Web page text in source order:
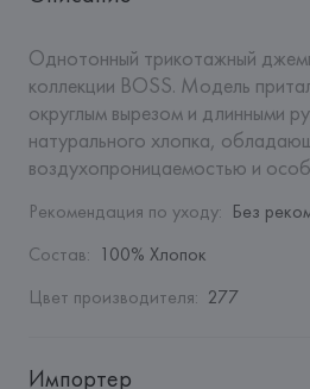
Однотонный трикотажный
коллекции BOSS. Модель
округлым вырезом и длинными
натурального хлопка,
воздухопроницаемостью и
Рекомендация по уходу: Без
Состав: 100% Хлопок
Цвет производителя: 277
Импортер